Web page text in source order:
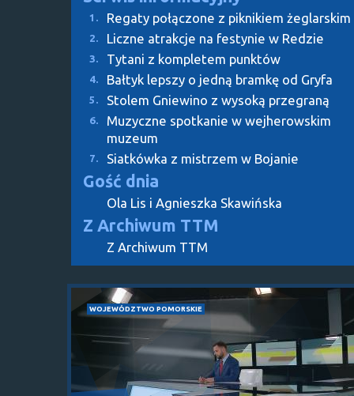
1. Regaty połączone z piknikiem żeglarskim
2. Liczne atrakcje na festynie w Redzie
3. Tytani z kompletem punktów
4. Bałtyk lepszy o jedną bramkę od Gryfa
5. Stolem Gniewino z wysoką przegraną
6.
Muzyczne spotkanie w wejherowskim
muzeum
7. Siatkówka z mistrzem w Bojanie
Gość dnia
Ola Lis i Agnieszka Skawińska
Z Archiwum TTM
Z Archiwum TTM
WOJEWÓDZTWO POMORSKIE